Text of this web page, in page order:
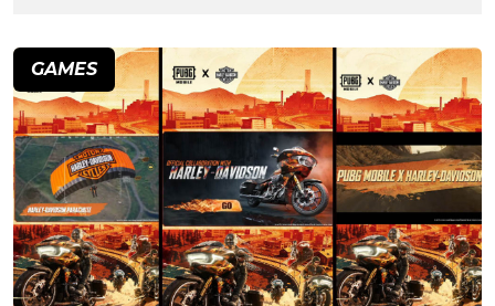
GAMES